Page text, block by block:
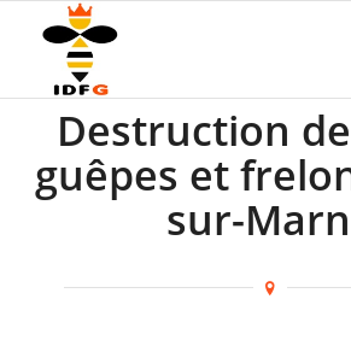
Destruction
guêpes et
sur-